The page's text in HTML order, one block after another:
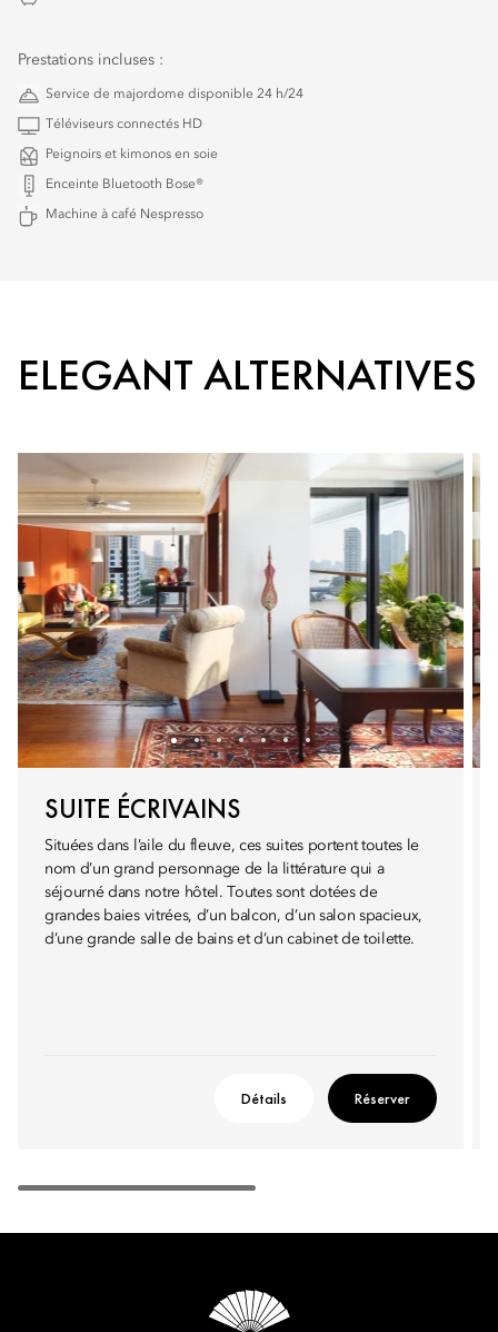
Prestations incluses :
Service de majordome disponible 24 h/24
Téléviseurs connectés HD
Peignoirs et kimonos en soie
Enceinte Bluetooth Bose®
Machine à café Nespresso
ELEGANT ALTERNATIVES
SUITE ÉCRIVAINS
Situées dans l’aile du fleuve, ces suites portent toutes le
nom d’un grand personnage de la littérature qui a
séjourné dans notre hôtel. Toutes sont dotées de
grandes baies vitrées, d’un balcon, d’un salon spacieux,
d’une grande salle de bains et d’un cabinet de toilette.
Détails Réserver